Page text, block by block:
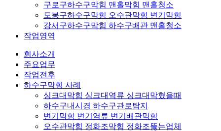
구로구하수구막힘 맨홀막힘 맨홀청소
도봉구하수구막힘 오수관막힘 변기막힘
강서구하수구막힘 하수구배관 맨홀청소
작업영역
회사소개
주요업무
작업전후
하수구막힘 사례
싱크대막힘 싱크대역류 싱크대막혔을때
하수구내시경 하수구관로탐지
변기막힘 변기역류 변기배관막힘
오수관막힘 정화조막힘 정화조뚫는업체